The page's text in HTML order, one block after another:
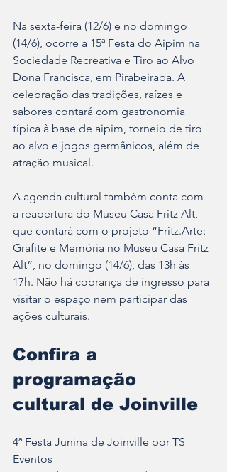
Na sexta-feira (12/6) e no domingo
(14/6), ocorre a 15ª Festa do Aipim na
Sociedade Recreativa e Tiro ao Alvo
Dona Francisca, em Pirabeiraba. A
celebração das tradições, raízes e
sabores contará com gastronomia
típica à base de aipim, torneio de tiro
ao alvo e jogos germânicos, além de
atração musical.
A agenda cultural também conta com
a reabertura do Museu Casa Fritz Alt,
que contará com o projeto “Fritz.Arte:
Grafite e Memória no Museu Casa Fritz
Alt”, no domingo (14/6), das 13h às
17h. Não há cobrança de ingresso para
visitar o espaço nem participar das
ações culturais.
Confira a
programação
cultural de Joinville
4ª Festa Junina de Joinville por TS